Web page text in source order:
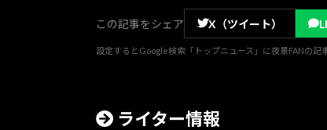
この記事をシェア X（ツイート）
設定するとGoogle検索「トップニュース」に夜景FANの記
ライター情報